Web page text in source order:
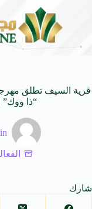
العالمية 8 أغسطس 2026
قرية السيف تطلق
“ذا ووك”
شارك